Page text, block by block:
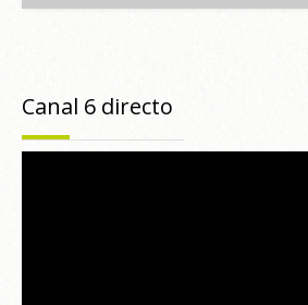
Programas emitidos
Canal 6 directo